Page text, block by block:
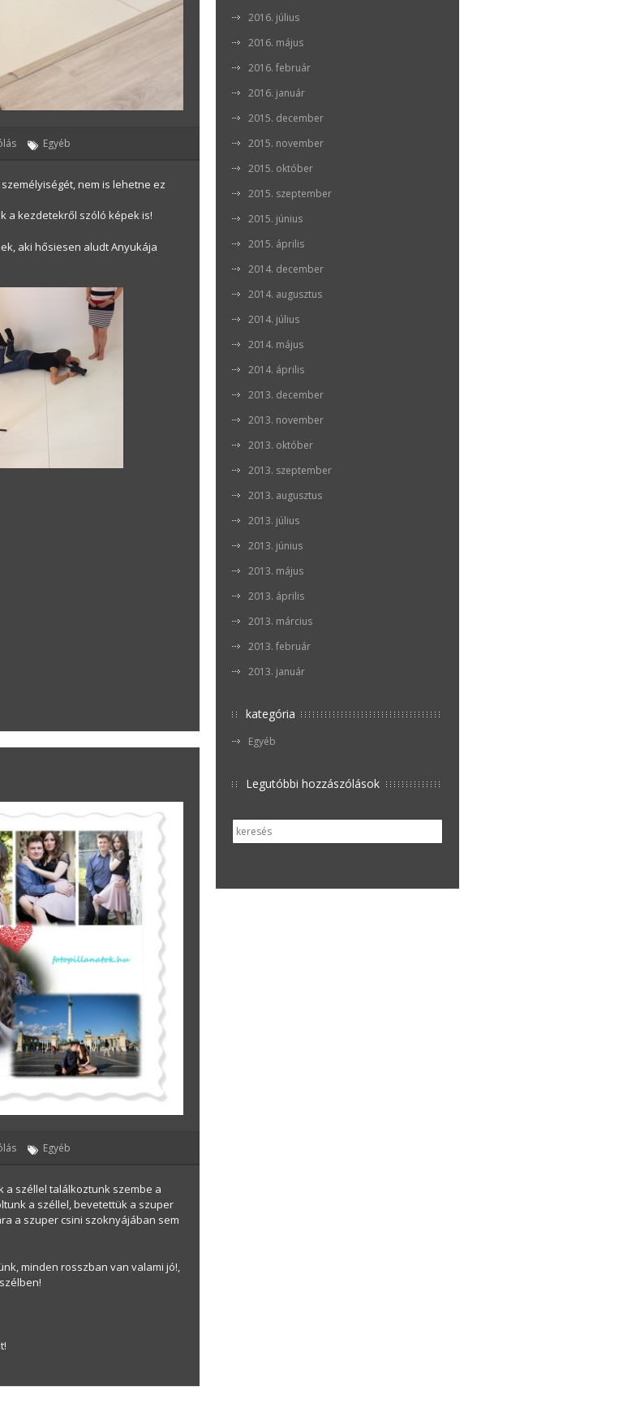
Egyéb
nem is lehetne ez
a kezdetekről szóló képek is!
aki hősiesen aludt Anyukája
Egyéb
a széllel találkoztunk szembe a
a széllel, bevetettük a szuper
a szuper csini szoknyájában sem
minden rosszban van valami jó!,
2016. július
2016. május
2016. február
2016. január
2015. december
2015. november
2015. október
2015. szeptember
2015. június
2015. április
2014. december
2014. augusztus
2014. július
2014. május
2014. április
2013. december
2013. november
2013. október
2013. szeptember
2013. augusztus
2013. július
2013. június
2013. május
2013. április
2013. március
2013. február
2013. január
kategória
Egyéb
Legutóbbi hozzászólások